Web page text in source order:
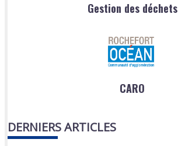
Gestion des déchets
CARO
DERNIERS ARTICLES